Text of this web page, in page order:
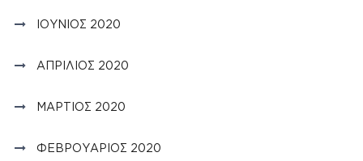
ΙΟΎΝΙΟΣ 2020
ΑΠΡΊΛΙΟΣ 2020
ΜΆΡΤΙΟΣ 2020
ΦΕΒΡΟΥΆΡΙΟΣ 2020